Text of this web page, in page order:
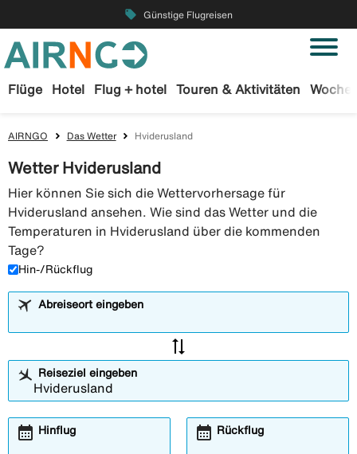
local_offer Günstige Flugreisen
Flüge Hotel Flug + hotel Touren & Aktivitäten
AIRNGO Das Wetter Hviderusland
Wetter Hviderusland
Hier können Sie sich die Wettervorhersage für
Hviderusland ansehen. Wie sind das Wetter und die
Temperaturen in Hviderusland über die kommenden
Tage?
Hin-/Rückflug
Abreiseort eingeben
sync_alt
Reiseziel eingeben
Hinflug
calendar_month Rückflug
calendar_month